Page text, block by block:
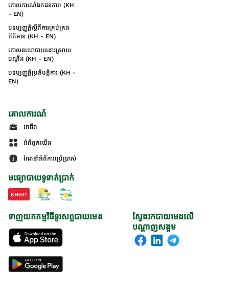
គោលការណ៍ឯកជនភាព (KH
- EN)
បទប្បញ្ញត្តិស្តីពីការគ្រប់គ្រង
ព័ត៌មាន (KH - EN)
គោលនយោបាយដោះស្រាយ
បណ្ដឹង (KH - EN)
បទប្បញ្ញត្តិប្រតិបត្តិការ (KH -
EN)
គោលការណ៍
អាជីព
អំពីពួកយើង
ណែនាំអំពីការប្រើប្រាស់
មធ្យោបាយទូទាត់ប្រាក់
ស្វែងរកបាយមេដលើ
បណ្តាញសង្គម
ទាញយកកម្មវិធីទូរសព្ទបាយមេដ